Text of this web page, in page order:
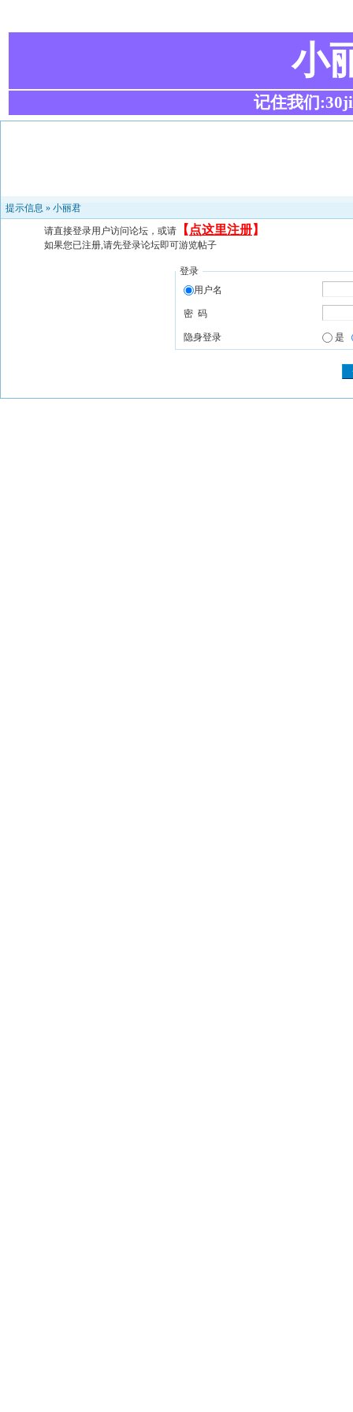
小
记住我们
提示信息 » 小丽君
请直接登录用户访问论坛，或请 【 点这里注册】
如果您已注册,请先登录论坛即可游览帖子
登录
用户名
密 码
隐身登录 是